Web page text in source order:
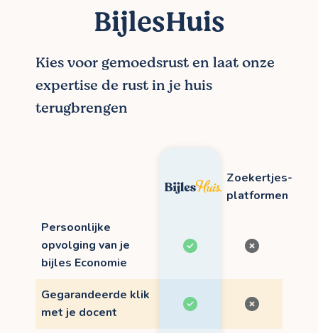
BijlesHuis
Kies voor gemoedsrust en laat onze
expertise de rust in je huis
terugbrengen
Zoekertjes-
platformen
Persoonlijke
opvolging van je
bijles Economie
Gegarandeerde klik
met je docent